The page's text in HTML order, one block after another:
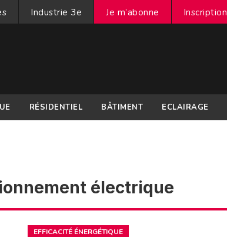
Industrie 3e Je m’abonne Inscription
RÉSIDENTIEL BÂTIMENT ECLAIRAGE
électrique
EFFICACITÉ ÉNERGÉTIQUE